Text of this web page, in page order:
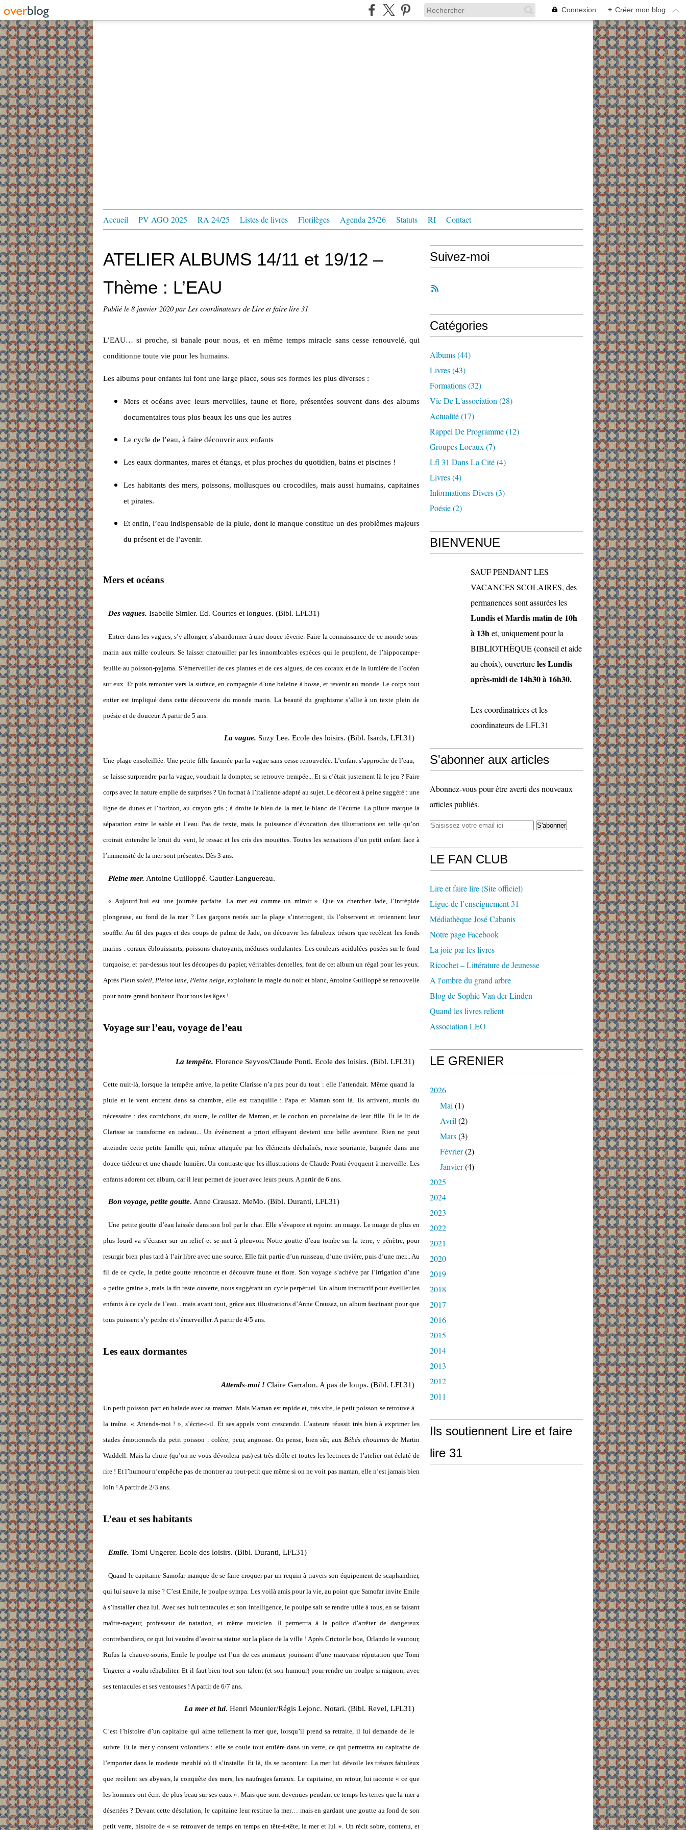
Connexion + Créer mon blog
Accueil PV AGO 2025 RA 24/25 Listes de livres Florilèges Agenda 25/26 Statuts RI Contact
ATELIER ALBUMS 14/11 et 19/12 –
Thème : L’EAU
Publié le 8 janvier 2020par Les coordinateurs de Lire et faire lire 31
L’EAU… si proche, si banale pour nous, et en même temps miracle sans cesse renouvelé, qui
conditionne toute vie pour les humains.
Les albums pour enfants lui font une large place, sous ses formes les plus diverses :
Mers et océans avec leurs merveilles, faune et flore, présentées souvent dans des albums
documentaires tous plus beaux les uns que les autres
Le cycle de l’eau, à faire découvrir aux enfants
Les eaux dormantes, mares et étangs, et plus proches du quotidien, bains et piscines !
Les habitants des mers, poissons, mollusques ou crocodiles, mais aussi humains, capitaines
et pirates.
Et enfin, l’eau indispensable de la pluie, dont le manque constitue un des problèmes majeurs
du présent et de l’avenir.
Mers et océans
Des vagues. Isabelle Simler. Ed. Courtes et longues. (Bibl. LFL31)
Entrer dans les vagues, s’y allonger, s’abandonner à une douce rêverie. Faire la connaissance de ce monde sous-
marin aux mille couleurs. Se laisser chatouiller par les innombrables espèces qui le peuplent, de l’hippocampe-
feuille au poisson-pyjama. S’émerveiller de ces plantes et de ces algues, de ces coraux et de la lumière de l’océan
sur eux. Et puis remonter vers la surface, en compagnie d’une baleine à bosse, et revenir au monde. Le corps tout
entier est impliqué dans cette découverte du monde marin. La beauté du graphisme s’allie à un texte plein de
poésie et de douceur. A partir de 5 ans.
La vague. Suzy Lee. Ecole des loisirs. (Bibl. Isards, LFL31)
Une plage ensoleillée. Une petite fille fascinée par la vague sans cesse renouvelée. L’enfant s’approche de l’eau,
se laisse surprendre par la vague, voudrait la dompter, se retrouve trempée... Et si c’était justement là le jeu ? Faire
corps avec la nature emplie de surprises ? Un format à l’italienne adapté au sujet. Le décor est à peine suggéré : une
ligne de dunes et l’horizon, au crayon gris ; à droite le bleu de la mer, le blanc de l’écume. La pliure marque la
séparation entre le sable et l’eau. Pas de texte, mais la puissance d’évocation des illustrations est telle qu’on
croirait entendre le bruit du vent, le ressac et les cris des mouettes. Toutes les sensations d’un petit enfant face à
l’immensité de la mer sont présentes. Dès 3 ans.
Pleine mer. Antoine Guilloppé. Gautier-Languereau.
« Aujourd’hui est une journée parfaite. La mer est comme un miroir ». Que va chercher Jade, l’intrépide
plongeuse, au fond de la mer ? Les garçons restés sur la plage s’interrogent, ils l’observent et retiennent leur
souffle. Au fil des pages et des coups de palme de Jade, on découvre les fabuleux trésors que recèlent les fonds
marins : coraux éblouissants, poissons chatoyants, méduses ondulantes. Les couleurs acidulées posées sur le fond
turquoise, et par-dessus tout les découpes du papier, véritables dentelles, font de cet album un régal pour les yeux.
Après Plein soleil, Pleine lune, Pleine neige , exploitant la magie du noir et blanc, Antoine Guilloppé se renouvelle
pour notre grand bonheur. Pour tous les âges !
Voyage sur l’eau, voyage de l’eau
La tempête. Florence Seyvos/Claude Ponti. Ecole des loisirs. (Bibl. LFL31)
Cette nuit-là, lorsque la tempête arrive, la petite Clarisse n’a pas peur du tout : elle l’attendait. Même quand la
pluie et le vent entrent dans sa chambre, elle est tranquille : Papa et Maman sont là. Ils arrivent, munis du
nécessaire : des cornichons, du sucre, le collier de Maman, et le cochon en porcelaine de leur fille. Et le lit de
Clarisse se transforme en radeau... Un événement a priori effrayant devient une belle aventure. Rien ne peut
atteindre cette petite famille qui, même attaquée par les éléments déchaînés, reste souriante, baignée dans une
douce tiédeur et une chaude lumière. Un contraste que les illustrations de Claude Ponti évoquent à merveille. Les
enfants adorent cet album, car il leur permet de jouer avec leurs peurs. A partir de 6 ans.
Bon voyage, petite goutte. Anne Crausaz. MeMo. (Bibl. Duranti, LFL31)
Une petite goutte d’eau laissée dans son bol par le chat. Elle s’évapore et rejoint un nuage. Le nuage de plus en
plus lourd va s’écraser sur un relief et se met à pleuvoir. Notre goutte d’eau tombe sur la terre, y pénètre, pour
resurgir bien plus tard à l’air libre avec une source. Elle fait partie d’un ruisseau, d’une rivière, puis d’une mer... Au
fil de ce cycle, la petite goutte rencontre et découvre faune et flore. Son voyage s’achève par l’irrigation d’une
« petite graine », mais la fin reste ouverte, nous suggérant un cycle perpétuel. Un album instructif pour éveiller les
enfants à ce cycle de l’eau... mais avant tout, grâce aux illustrations d’Anne Crausaz, un album fascinant pour que
tous puissent s’y perdre et s’émerveiller. A partir de 4/5 ans.
Les eaux dormantes
Attends-moi ! Claire Garralon. A pas de loups. (Bibl. LFL31)
Un petit poisson part en balade avec sa maman. Mais Maman est rapide et, très vite, le petit poisson se retrouve à
la traîne. « Attends-moi ! », s’écrie-t-il. Et ses appels vont crescendo. L’auteure réussit très bien à exprimer les
stades émotionnels du petit poisson : colère, peur, angoisse. On pense, bien sûr, aux Bébés chouettesde Martin
Waddell. Mais la chute (qu’on ne vous dévoilera pas) est très drôle et toutes les lectrices de l’atelier ont éclaté de
rire ! Et l’humour n’empêche pas de montrer au tout-petit que même si on ne voit pas maman, elle n’est jamais bien
loin ! A partir de 2/3 ans.
L’eau et ses habitants
Emile. Tomi Ungerer. Ecole des loisirs. (Bibl. Duranti, LFL31)
Quand le capitaine Samofar manque de se faire croquer par un requin à travers son équipement de scaphandrier,
qui lui sauve la mise ? C’est Emile, le poulpe sympa. Les voilà amis pour la vie, au point que Samofar invite Emile
à s’installer chez lui. Avec ses huit tentacules et son intelligence, le poulpe sait se rendre utile à tous, en se faisant
maître-nageur, professeur de natation, et même musicien. Il permettra à la police d’arrêter de dangereux
contrebandiers, ce qui lui vaudra d’avoir sa statue sur la place de la ville ! Après Crictor le boa, Orlando le vautour,
Rufus la chauve-souris, Emile le poulpe est l’un de ces animaux jouissant d’une mauvaise réputation que Tomi
Ungerer a voulu réhabiliter. Et il faut bien tout son talent (et son humour) pour rendre un poulpe si mignon, avec
ses tentacules et ses ventouses ! A partir de 6/7 ans.
La mer et lui. Henri Meunier/Régis Lejonc. Notari. (Bibl. Revel, LFL31)
C’est l’histoire d’un capitaine qui aime tellement la mer que, lorsqu’il prend sa retraite, il lui demande de le
suivre. Et la mer y consent volontiers : elle se coule tout entière dans un verre, ce qui permettra au capitaine de
l’emporter dans le modeste meublé où il s’installe. Et là, ils se racontent. La mer lui dévoile les trésors fabuleux
que recèlent ses abysses, la conquête des mers, les naufrages fameux. Le capitaine, en retour, lui raconte « ce que
les hommes ont écrit de plus beau sur ses eaux ». Mais que sont devenues pendant ce temps les terres que la mer a
désertées ? Devant cette désolation, le capitaine leur restitue la mer… mais en gardant une goutte au fond de son
petit verre, histoire de « se retrouver de temps en temps en tête-à-tête, la mer et lui ». Un récit sobre, contenu, et
Suivez-moi
Catégories
Albums(44)
Livres(43)
Formations(32)
Vie De L'association (28)
Actualité(17)
Rappel De Programme(12)
Groupes Locaux (7)
Lfl 31 Dans La Cité(4)
Livres(4)
Informations-Divers(3)
Poésie(2)
BIENVENUE
SAUF PENDANT LES
VACANCES SCOLAIRES, des
permanences sont assurées les
Lundis et Mardis matin de 10h
à 13het, uniquement pour la
BIBLIOTHÈQUE (conseil et aide
au choix), ouvertureles Lundis
après-midi de 14h30 à 16h30.
Les coordinatrices et les
coordinateurs de LFL31
S'abonner aux articles
Abonnez-vous pour être averti des nouveaux
articles publiés.
LE FAN CLUB
Lire et faire lire (Site officiel)
Ligue de l’enseignement 31
Médiathèque José Cabanis
Notre page Facebook
La joie par les livres
Ricochet – Littérature de Jeunesse
A l'ombre du grand arbre
Blog de Sophie Van der Linden
Quand les livres relient
Association LEO
LE GRENIER
2026
Mai (1)
Avril (2)
Mars(3)
Février(2)
Janvier(4)
2025
2024
2023
2022
2021
2020
2019
2018
2017
2016
2015
2014
2013
2012
2011
Ils soutiennent Lire et faire
lire 31